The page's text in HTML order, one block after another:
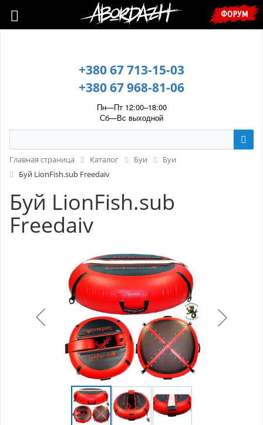
🇺🇦 У зв’язку з воєнним станом, прохання уточнювати ціну та
наявність у менеджера. 🇺🇦
+380 67 713-15-03
+380 67 968-81-06
Пн—Пт 12:00–18:00
Сб—Вс выходной
ФОРУМ
Главная страница Каталог Буи
Буи
Буй LionFish.sub Freedaiv
Буй LionFish.sub
Freedaiv